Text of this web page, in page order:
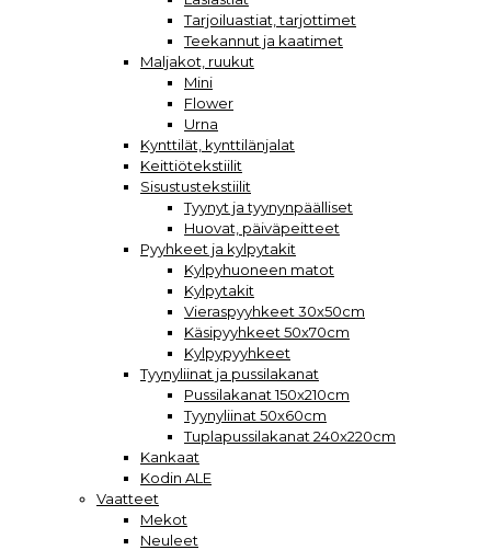
Tarjoiluastiat, tarjottimet
Teekannut ja kaatimet
Maljakot, ruukut
Mini
Flower
Urna
Kynttilät, kynttilänjalat
Keittiötekstiilit
Sisustustekstiilit
Tyynyt ja tyynynpäälliset
Huovat, päiväpeitteet
Pyyhkeet ja kylpytakit
Kylpyhuoneen matot
Kylpytakit
Vieraspyyhkeet 30x50cm
Käsipyyhkeet 50x70cm
Kylpypyyhkeet
Tyynyliinat ja pussilakanat
Pussilakanat 150x210cm
Tyynyliinat 50x60cm
Tuplapussilakanat 240x220cm
Kankaat
Kodin ALE
Vaatteet
Mekot
Neuleet